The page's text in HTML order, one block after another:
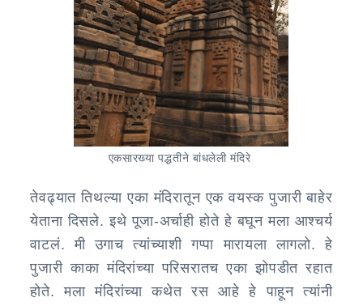
एकसारख्या पद्धतीने बांधलेली मंदिरे
तेवढ्यात तिथल्या एका मंदिरातून एक वयस्क पुजारी बाहेर
येताना दिसले. इथे पूजा-अर्चाही होते हे बघून मला आश्चर्य
वाटलं. मी उगाच त्यांच्याशी गप्पा मारायला लागलो. हे
पुजारी काका मंदिरांच्या परिसरातच एका झोपडीत रहात
होते. मला मंदिरांच्या कथेत रस आहे हे पाहून त्यांनी